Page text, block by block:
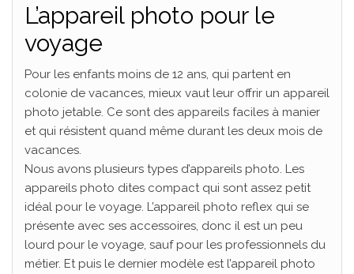
L’appareil photo pour le
voyage
Pour les enfants moins de 12 ans, qui partent en
colonie de vacances, mieux vaut leur offrir un appareil
photo jetable. Ce sont des appareils faciles à manier
et qui résistent quand même durant les deux mois de
vacances.
Nous avons plusieurs types d’appareils photo. Les
appareils photo dites compact qui sont assez petit
idéal pour le voyage. L’appareil photo reflex qui se
présente avec ses accessoires, donc il est un peu
lourd pour le voyage, sauf pour les professionnels du
métier. Et puis le dernier modèle est l’appareil photo